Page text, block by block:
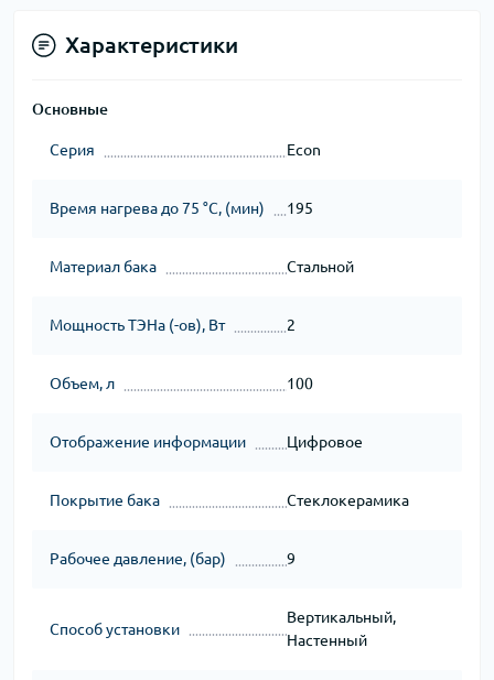
Характеристики
Основные
Серия Econ
Время нагрева до 75 °С, (мин) 195
Материал бака Стальной
Мощность ТЭНа (-ов), Вт 2
Объем, л 100
Отображение информации Цифровое
Покрытие бака Стеклокерамика
Рабочее давление, (бар) 9
Способ установки
Вертикальный,
Настенный